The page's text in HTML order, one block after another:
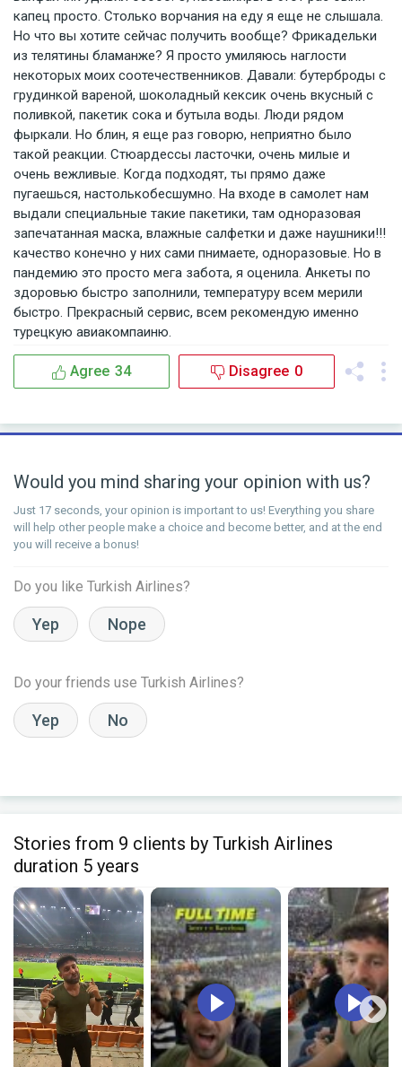
капец просто. Столько ворчания на еду я еще не слышала.
Но что вы хотите сейчас получить вообще? Фрикадельки
из телятины бламанже? Я просто умиляюсь наглости
некоторых моих соотечественников. Давали: бутерброды с
грудинкой вареной, шоколадный кексик очень вкусный с
поливкой, пакетик сока и бутыла воды. Люди рядом
фыркали. Но блин, я еще раз говорю, неприятно было
такой реакции. Стюардессы ласточки, очень милые и
очень вежливые. Когда подходят, ты прямо даже
пугаешься, настолькобесшумно. На входе в самолет нам
выдали специальные такие пакетики, там одноразовая
запечатанная маска, влажные салфетки и даже наушники!!!
качество конечно у них сами пнимаете, одноразовые. Но в
пандемию это просто мега забота, я оценила. Анкеты по
здоровью быстро заполнили, температуру всем мерили
быстро. Прекрасный сервис, всем рекомендую именно
турецкую авиакомпаиню.
Agree 34 Disagree 0
Would you mind sharing your opinion with us?
Just 17 seconds, your opinion is important to us! Everything you share
will help other people make a choice and become better, and at the end
you will receive a bonus!
Do you like Turkish Airlines?
Yep Nope
Do your friends use Turkish Airlines?
Yep No
Stories from 9 clients by Turkish Airlines
duration 5 years